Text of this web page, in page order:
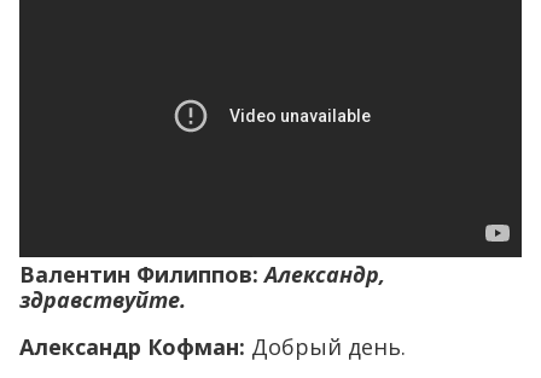
Валентин Филиппов:Александр,
здравствуйте.
Александр Кофман: Добрый день.